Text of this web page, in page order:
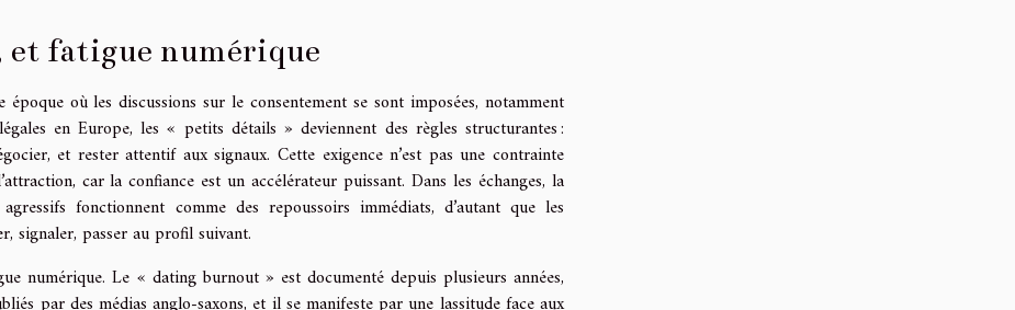
et fatigue numérique
époque où les discussions sur le consentement se sont imposées, notamment
en Europe, les « petits détails » deviennent des règles structurantes :
et rester attentif aux signaux. Cette exigence n’est pas une contrainte
car la confiance est un accélérateur puissant. Dans les échanges, la
fonctionnent comme des repoussoirs immédiats, d’autant que les
signaler, passer au profil suivant.
numérique. Le « dating burnout » est documenté depuis plusieurs années,